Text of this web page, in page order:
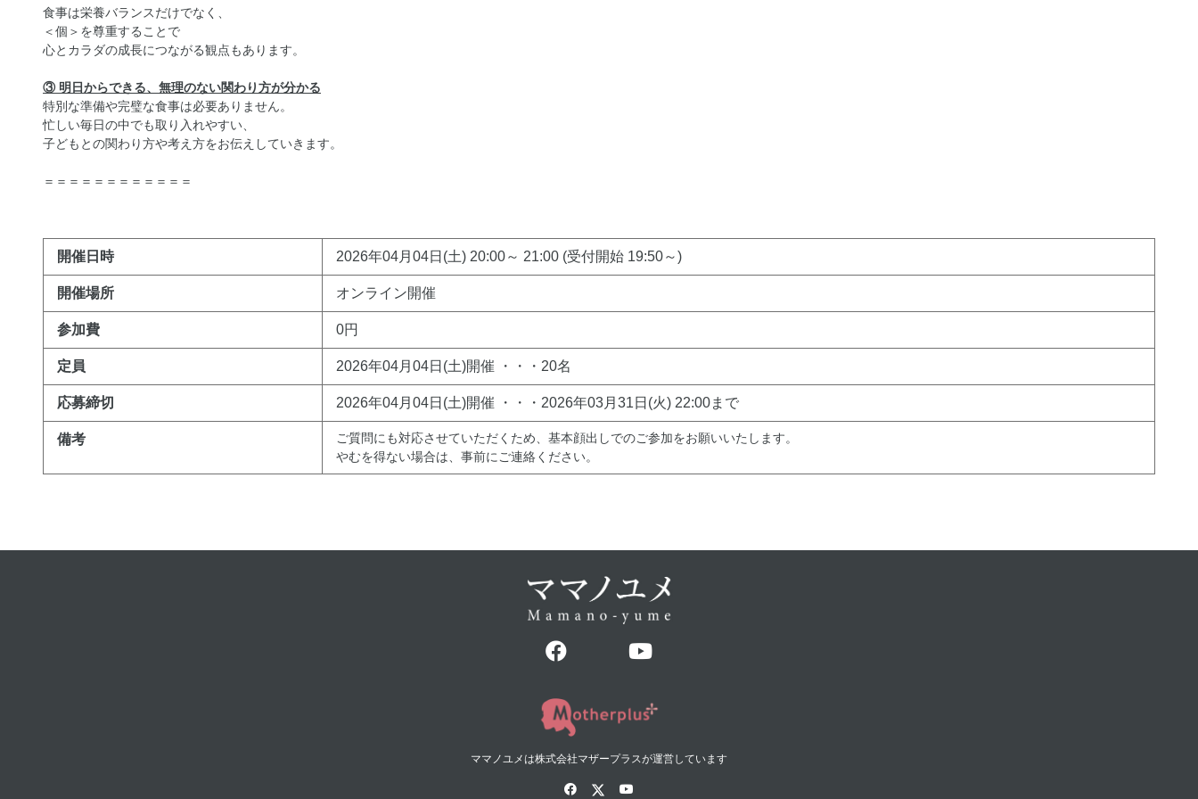
食事は栄養バランスだけでなく、
＜個＞を尊重することで
心とカラダの成長につながる観点もあります。
③ 明日からできる、無理のない関わり方が分かる
特別な準備や完璧な食事は必要ありません。
忙しい毎日の中でも取り入れやすい、
子どもとの関わり方や考え方をお伝えしていきます。
＝＝＝＝＝＝＝＝＝＝＝＝
開催日時 2026年04月04日(土) 20:00～ 21:00 (受付開始 19:50～)
開催場所 オンライン開催
参加費 0円
定員 2026年04月04日(土)開催 ・・・20名
応募締切 2026年04月04日(土)開催 ・・・2026年03月31日(火) 22:00まで
備考
ご質問にも対応させていただくため、基本顔出しでのご参加をお願いいたします。
やむを得ない場合は、事前にご連絡ください。
ママノユメは株式会社マザープラスが運営しています